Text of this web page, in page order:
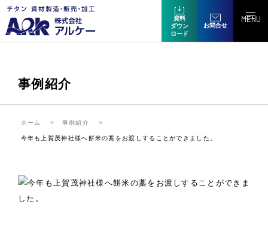
資料
ダウン
ロード
お問合せ
MENU
事例紹介
ホーム 事例紹介
今年も上賀茂神社様へ餅米の藁をお渡しすることができました。